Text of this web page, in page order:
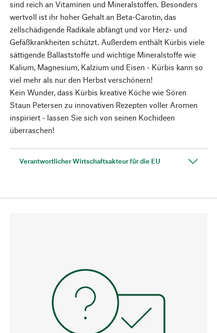
sind reich an Vitaminen und Mineralstoffen. Besonders
wertvoll ist ihr hoher Gehalt an Beta-Carotin, das
zellschädigende Radikale abfängt und vor Herz- und
Gefäßkrankheiten schützt. Außerdem enthält Kürbis viele
sättigende Ballaststoffe und wichtige Mineralstoffe wie
Kalium, Magnesium, Kalzium und Eisen - Kürbis kann so
viel mehr als nur den Herbst verschönern!
Kein Wunder, dass Kürbis kreative Köche wie Sören
Staun Petersen zu innovativen Rezepten voller Aromen
inspiriert - lassen Sie sich von seinen Kochideen
überraschen!
Verantwortlicher Wirtschaftsakteur für die EU